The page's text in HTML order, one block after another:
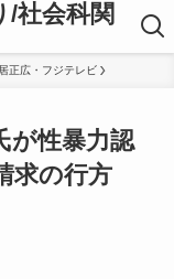
/社会科関
正広・フジテレビ
が性暴力認
求の行方